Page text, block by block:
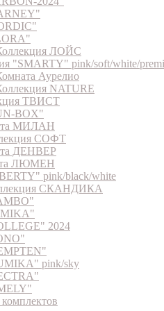
ЛОЙС
"SMARTY" pink/soft/white/
Аурелио
NATURE
ТВИСТ
BOX"
МИЛАН
СОФТ
ДЕНВЕР
ЛЮМЕН
pink/black/white
СКАНДИКА
2024
pink/sky